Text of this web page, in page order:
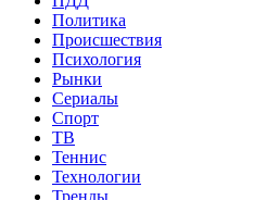
Политика
Происшествия
Психология
Рынки
Сериалы
Спорт
ТВ
Теннис
Технологии
Тренды